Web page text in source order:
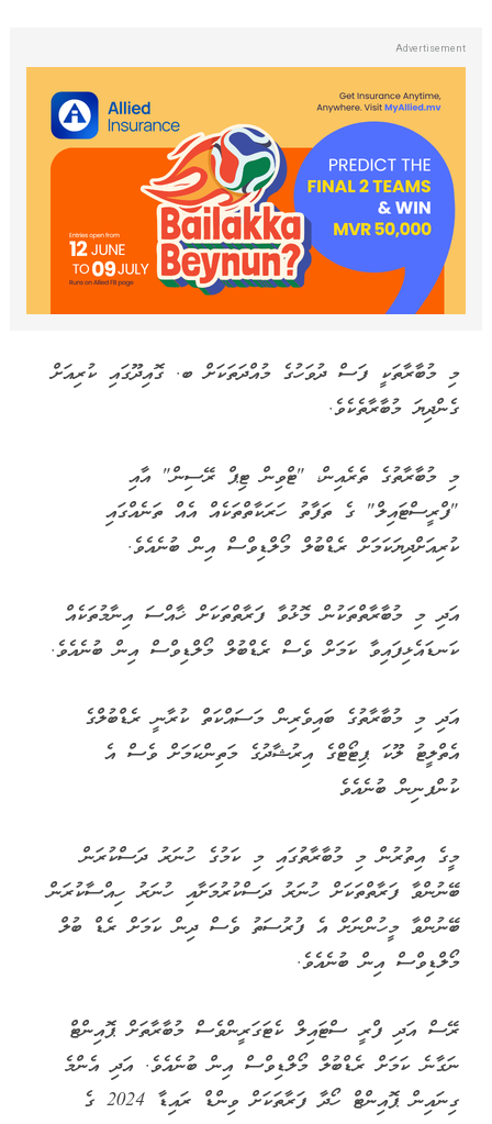
މި މުބާރާތަކީ ފަސް ދުވަހުގެ މުއްދަތަކަށް ބ. ގޮއިދޫގައި ކުރިއަށް
ގެންދިޔަ މުބާރާތެކެވެ.
މި މުބާރާތުގެ ތެރެއިން، "ޓްވިން ޓިޕް ރޭސިން" އާއި
"ފްރީސްޓައިލް" ގެ ތަފާތު ހަރަކާތްތަކެއް އެއް ތަނެއްގައި
ކުރިއަށްދިޔަކަމަށް ރެޑްބުލް މޯލްޑިވްސް އިން ބުނެއެވެ.
އަދި މި މުބާރާތްތަކުން މޮޅުވާ ފަރާތްތަކަށް ޚާއްސަ އިނާމުތަކެއް
ކަނޑައެޅިފައިވާ ކަމަށް ވެސް ރެޑްބުލް މޯލްޑިވްސް އިން ބުނެއެވެ.
އަދި މި މުބާރާތުގެ ބައިވެރިން މަސައްކަތް ކުރާނީ ރެޑްބުލްގެ
އެތްލީޓު ލޫކަ ޕިޓޯޓްގެ އިރުޝާދުގެ މަތިންކަމަށް ވެސް އެ
ކުންފނިން ބުނެއެވެ
މީގެ އިތުރުން މި މުބާރާތުގައި މި ކަމުގެ ހުނަރު ދަސްކުރަން
ބޭނުންވާ ފަރާތްތަކަށް ހުނަރު ދަސްކުރުމަށާއި ހުނަރު ހިއްސާކުރަން
ބޭނުންވާ މީހުންނަށް އެ ފުރުސަތު ވެސް ދިން ކަމަށް ރެޑް ބުލް
މޯލްޑިވްސް އިން ބުނެއެވެ.
ރޭސް އަދި ފްރީ ސްޓައިލް ކެޓަގަރީންވެސް މުބާރާތަށް ޕޮއިންޓް
ނަގާނެ ކަމަށް ރެޑްބުލް މޯލްޑިވްސް އިން ބުނެއެވެ. އަދި އެންމެ
ގިނައިން ޕޮއިންޓް ހޯދާ ފަރާތަކަށް ވިންޑް ރައިޑާ 2024 ގެ